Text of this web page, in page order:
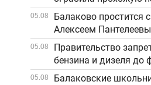
05.08
Балаково простится
Алексеем
05.08
Правительство
бензина и дизеля до
05.08
Балаковские